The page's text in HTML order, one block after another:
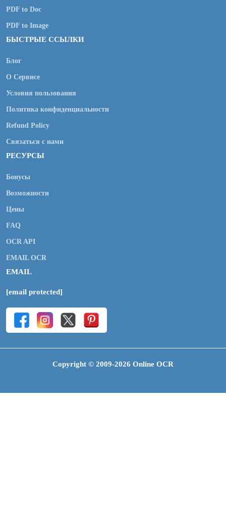
PDF to Doc
PDF to Image
БЫСТРЫЕ ССЫЛКИ
Блог
О Сервисе
Условия пользования
Политика конфиденциальности
Refund Policy
Связаться с нами
РЕСУРСЫ
Бонусы
Возможности
Цены
FAQ
OCR API
EMAIL OCR
EMAIL
[email protected]
Copyright © 2009-2026 Online OCR